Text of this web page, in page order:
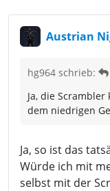
Austrian
hg964 schrieb:
Ja, die
dem niedrigen
Ja, so ist das
Würde ich mit
selbst mit der